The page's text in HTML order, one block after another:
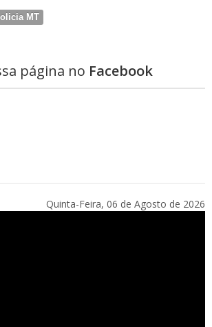
MT
página no Facebook
Quinta-Feira, 06 de Agosto de 2026